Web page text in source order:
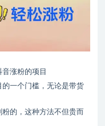
涨粉的项目
一个门槛，无论是带货
的，这种方法不但贵而